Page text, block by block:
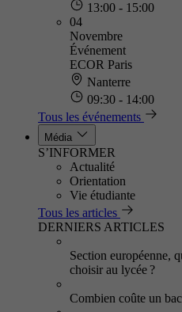
13:00 - 15:00
04
Novembre
Événement
ECOR Paris
Nanterre
09:30 - 14:00
Tous les événements
Média
S’INFORMER
Actualité
Orientation
Vie étudiante
Tous les articles
DERNIERS ARTICLES
Section européenne,
choisir au lycée ?
Combien coûte un